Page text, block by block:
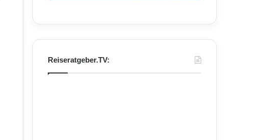
Reiseratgeber.TV: